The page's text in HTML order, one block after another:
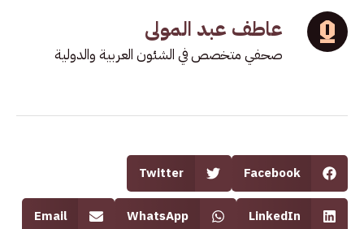
عاطف عبد المولى
صحفي متخصص في الشئون العربية والدولية
Facebook
Twitter
LinkedIn
WhatsApp
Email